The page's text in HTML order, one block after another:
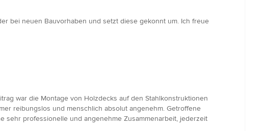
bei neuen Bauvorhaben und setzt diese gekonnt um. Ich freue
war die Montage von Holzdecks auf den Stahlkonstruktionen
reibungslos und menschlich absolut angenehm. Getroffene
sehr professionelle und angenehme Zusammenarbeit, jederzeit